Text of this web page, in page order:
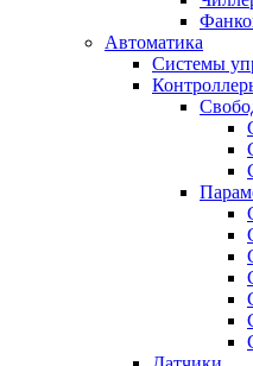
Автоматика
Системы